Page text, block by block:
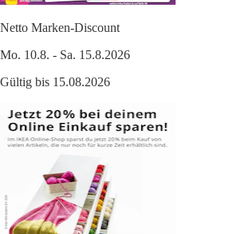
Netto Marken-Discount
Mo. 10.8. - Sa. 15.8.2026
Gültig bis 15.08.2026